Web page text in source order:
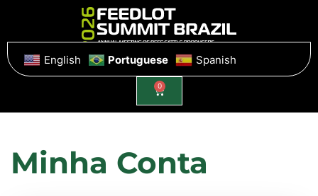
English Portuguese Spanish
0
Minha Conta